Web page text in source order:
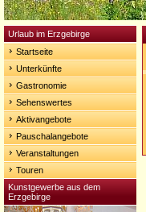
Urlaub im Erzgebirge
Startseite
Unterkünfte
Gastronomie
Sehenswertes
Aktivangebote
Pauschalangebote
Veranstaltungen
Touren
Kunstgewerbe aus dem
Erzgebirge